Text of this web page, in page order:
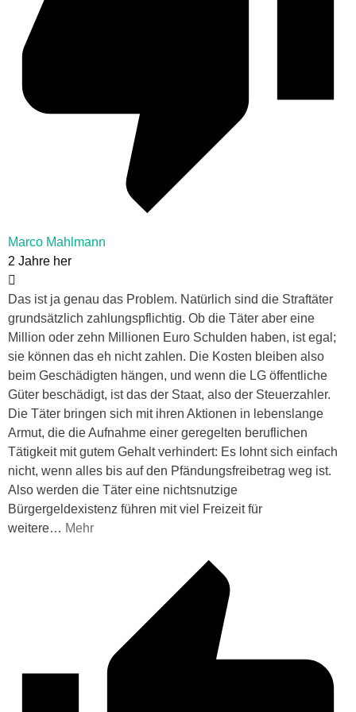
Marco Mahlmann
2 Jahre her
Das ist ja genau das Problem. Natürlich sind die Straftäter
grundsätzlich zahlungspflichtig. Ob die Täter aber eine
Million oder zehn Millionen Euro Schulden haben, ist egal;
sie können das eh nicht zahlen. Die Kosten bleiben also
beim Geschädigten hängen, und wenn die LG öffentliche
Güter beschädigt, ist das der Staat, also der Steuerzahler.
Die Täter bringen sich mit ihren Aktionen in lebenslange
Armut, die die Aufnahme einer geregelten beruflichen
Tätigkeit mit gutem Gehalt verhindert: Es lohnt sich einfach
nicht, wenn alles bis auf den Pfändungsfreibetrag weg ist.
Also werden die Täter eine nichtsnutzige
Bürgergeldexistenz führen mit viel Freizeit für
weitere… Mehr